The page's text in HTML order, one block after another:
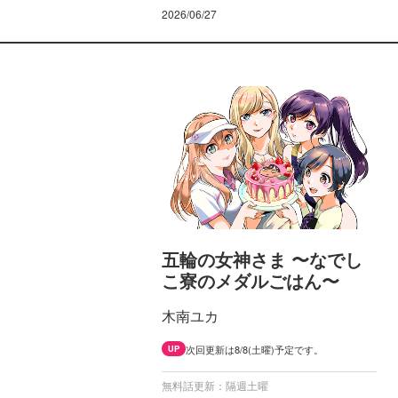
2026/06/27
五輪の女神さま 〜なでし
こ寮のメダルごはん〜
木南ユカ
UP 次回更新は8/8(土曜)予定です。
無料話更新：隔週土曜